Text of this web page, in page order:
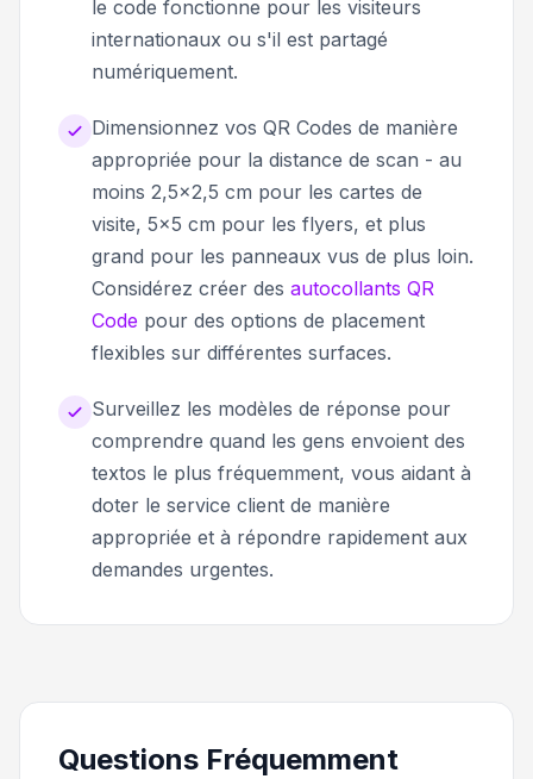
le code fonctionne pour les visiteurs
internationaux ou s'il est partagé
numériquement.
Dimensionnez vos QR Codes de manière
appropriée pour la distance de scan - au
moins 2,5x2,5 cm pour les cartes de
visite, 5x5 cm pour les flyers, et plus
grand pour les panneaux vus de plus loin.
Considérez créer des autocollants QR
Code pour des options de placement
flexibles sur différentes surfaces.
Surveillez les modèles de réponse pour
comprendre quand les gens envoient des
textos le plus fréquemment, vous aidant à
doter le service client de manière
appropriée et à répondre rapidement aux
demandes urgentes.
Questions Fréquemment